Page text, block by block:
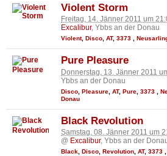
Violent Storm
Freitag, 14. Jänner 2011 um
Excalibur, Ybbs an der Donau
Violent, Disco AT, 3373
Pure Pleasure
Donnerstag, 13. Jänner 2011
Ybbs an der Donau
Disco Pleasure AT, Pure 3373
Donau
Black Revolution
Samstag, 08. Jänner 2011 um
@ Excalibur, Ybbs an der
Black Disco Revolution AT, 3373